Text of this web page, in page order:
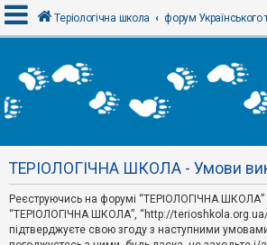
х
і
Р
є
с
т
р
Теріологічна школа форум Українського
ТЕРІОЛОГІЧНА ШКОЛА - Умови
Реєструючись на форумі “ТЕРІОЛОГІЧНА ШКОЛА”
“ТЕРІОЛОГІЧНА ШКОЛА”, “http://
підтверджуєте свою згоду з наступними